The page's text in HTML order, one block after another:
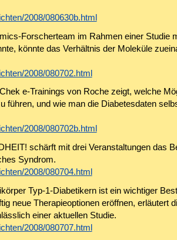
2008/080630b.html
Forscherteam im Rahmen einer Studie
könnte das Verhältnis der Moleküle
2008/080702.html
e-Trainings von Roche zeigt, welche
führen, und wie man die Diabetesdaten
2008/080702b.html
schärft mit drei Veranstaltungen das
Syndrom.
2008/080704.html
Typ-1-Diabetikern ist ein wichtiger
neue Therapieoptionen eröffnen, erläutert
einer aktuellen Studie.
2008/080707.html